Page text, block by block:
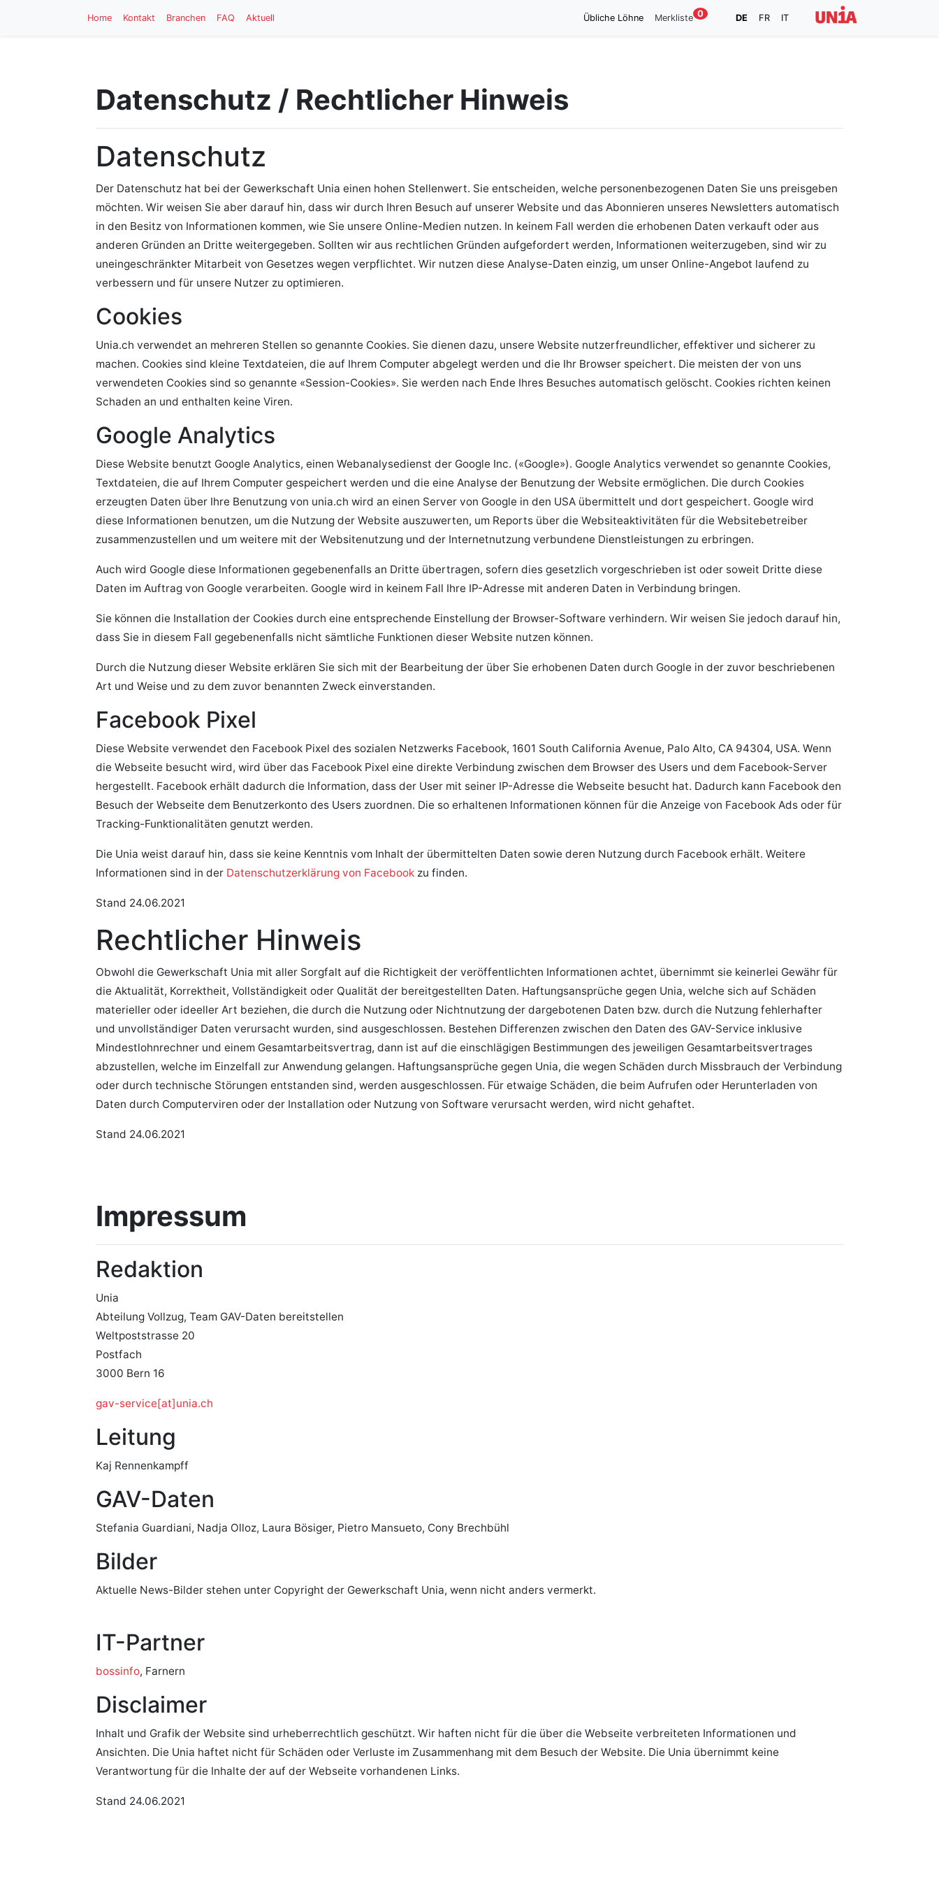
Home Kontakt Branchen FAQ Aktuell Übliche Löhne Merkliste 0 DE FR IT
Datenschutz / Rechtlicher Hinweis
Datenschutz
Der Datenschutz hat bei der Gewerkschaft Unia einen hohen Stellenwert. Sie entscheiden, welche personenbezogenen Daten Sie uns preisgeben
möchten. Wir weisen Sie aber darauf hin, dass wir durch Ihren Besuch auf unserer Website und das Abonnieren unseres Newsletters automatisch
in den Besitz von Informationen kommen, wie Sie unsere Online-Medien nutzen. In keinem Fall werden die erhobenen Daten verkauft oder aus
anderen Gründen an Dritte weitergegeben. Sollten wir aus rechtlichen Gründen aufgefordert werden, Informationen weiterzugeben, sind wir zu
uneingeschränkter Mitarbeit von Gesetzes wegen verpflichtet. Wir nutzen diese Analyse-Daten einzig, um unser Online-Angebot laufend zu
verbessern und für unsere Nutzer zu optimieren.
Cookies
Unia.ch verwendet an mehreren Stellen so genannte Cookies. Sie dienen dazu, unsere Website nutzerfreundlicher, effektiver und sicherer zu
machen. Cookies sind kleine Textdateien, die auf Ihrem Computer abgelegt werden und die Ihr Browser speichert. Die meisten der von uns
verwendeten Cookies sind so genannte «Session-Cookies». Sie werden nach Ende Ihres Besuches automatisch gelöscht. Cookies richten keinen
Schaden an und enthalten keine Viren.
Google Analytics
Diese Website benutzt Google Analytics, einen Webanalysedienst der Google Inc. («Google»). Google Analytics verwendet so genannte Cookies,
Textdateien, die auf Ihrem Computer gespeichert werden und die eine Analyse der Benutzung der Website ermöglichen. Die durch Cookies
erzeugten Daten über Ihre Benutzung von unia.ch wird an einen Server von Google in den USA übermittelt und dort gespeichert. Google wird
diese Informationen benutzen, um die Nutzung der Website auszuwerten, um Reports über die Websiteaktivitäten für die Websitebetreiber
zusammenzustellen und um weitere mit der Websitenutzung und der Internetnutzung verbundene Dienstleistungen zu erbringen.
Auch wird Google diese Informationen gegebenenfalls an Dritte übertragen, sofern dies gesetzlich vorgeschrieben ist oder soweit Dritte diese
Daten im Auftrag von Google verarbeiten. Google wird in keinem Fall Ihre IP-Adresse mit anderen Daten in Verbindung bringen.
Sie können die Installation der Cookies durch eine entsprechende Einstellung der Browser-Software verhindern. Wir weisen Sie jedoch darauf hin,
dass Sie in diesem Fall gegebenenfalls nicht sämtliche Funktionen dieser Website nutzen können.
Durch die Nutzung dieser Website erklären Sie sich mit der Bearbeitung der über Sie erhobenen Daten durch Google in der zuvor beschriebenen
Art und Weise und zu dem zuvor benannten Zweck einverstanden.
Facebook Pixel
Diese Website verwendet den Facebook Pixel des sozialen Netzwerks Facebook, 1601 South California Avenue, Palo Alto, CA 94304, USA. Wenn
die Webseite besucht wird, wird über das Facebook Pixel eine direkte Verbindung zwischen dem Browser des Users und dem Facebook-Server
hergestellt. Facebook erhält dadurch die Information, dass der User mit seiner IP-Adresse die Webseite besucht hat. Dadurch kann Facebook den
Besuch der Webseite dem Benutzerkonto des Users zuordnen. Die so erhaltenen Informationen können für die Anzeige von Facebook Ads oder für
Tracking-Funktionalitäten genutzt werden.
Die Unia weist darauf hin, dass sie keine Kenntnis vom Inhalt der übermittelten Daten sowie deren Nutzung durch Facebook erhält. Weitere
Informationen sind in der Datenschutzerklärung von Facebook zu finden.
Stand 24.06.2021
Rechtlicher Hinweis
Obwohl die Gewerkschaft Unia mit aller Sorgfalt auf die Richtigkeit der veröffentlichten Informationen achtet, übernimmt sie keinerlei Gewähr für
die Aktualität, Korrektheit, Vollständigkeit oder Qualität der bereitgestellten Daten. Haftungsansprüche gegen Unia, welche sich auf Schäden
materieller oder ideeller Art beziehen, die durch die Nutzung oder Nichtnutzung der dargebotenen Daten bzw. durch die Nutzung fehlerhafter
und unvollständiger Daten verursacht wurden, sind ausgeschlossen. Bestehen Differenzen zwischen den Daten des GAV-Service inklusive
Mindestlohnrechner und einem Gesamtarbeitsvertrag, dann ist auf die einschlägigen Bestimmungen des jeweiligen Gesamtarbeitsvertrages
abzustellen, welche im Einzelfall zur Anwendung gelangen. Haftungsansprüche gegen Unia, die wegen Schäden durch Missbrauch der Verbindung
oder durch technische Störungen entstanden sind, werden ausgeschlossen. Für etwaige Schäden, die beim Aufrufen oder Herunterladen von
Daten durch Computerviren oder der Installation oder Nutzung von Software verursacht werden, wird nicht gehaftet.
Stand 24.06.2021
Impressum
Redaktion
Unia
Abteilung Vollzug, Team GAV-Daten bereitstellen
Weltpoststrasse 20
Postfach
3000 Bern 16
gav-service[at]unia.ch
Leitung
Kaj Rennenkampff
GAV-Daten
Stefania Guardiani, Nadja Olloz, Laura Bösiger, Pietro Mansueto, Cony Brechbühl
Bilder
Aktuelle News-Bilder stehen unter Copyright der Gewerkschaft Unia, wenn nicht anders vermerkt.
IT-Partner
bossinfo, Farnern
Disclaimer
Inhalt und Grafik der Website sind urheberrechtlich geschützt. Wir haften nicht für die über die Webseite verbreiteten Informationen und
Ansichten. Die Unia haftet nicht für Schäden oder Verluste im Zusammenhang mit dem Besuch der Website. Die Unia übernimmt keine
Verantwortung für die Inhalte der auf der Webseite vorhandenen Links.
Stand 24.06.2021